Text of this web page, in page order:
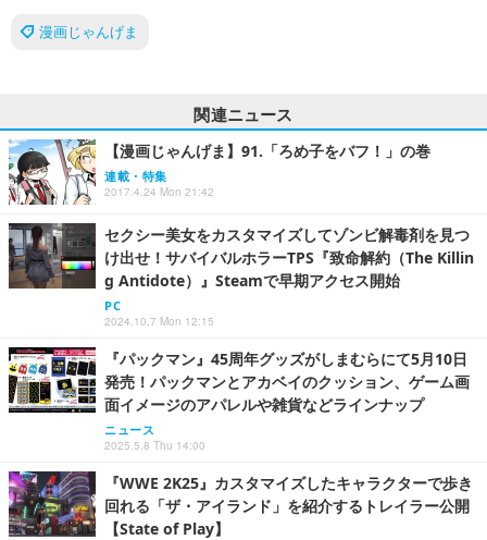
漫画じゃんげま
関連ニュース
【漫画じゃんげま】91.「ろめ子をバフ！」の巻
連載・特集
2017.4.24 Mon 21:42
セクシー美女をカスタマイズしてゾンビ解毒剤を見つ
け出せ！サバイバルホラーTPS『致命解約（The Killin
g Antidote）』Steamで早期アクセス開始
PC
2024.10.7 Mon 12:15
『パックマン』45周年グッズがしまむらにて5月10日
発売！パックマンとアカベイのクッション、ゲーム画
面イメージのアパレルや雑貨などラインナップ
ニュース
2025.5.8 Thu 14:00
『WWE 2K25』カスタマイズしたキャラクターで歩き
回れる「ザ・アイランド」を紹介するトレイラー公開
【State of Play】